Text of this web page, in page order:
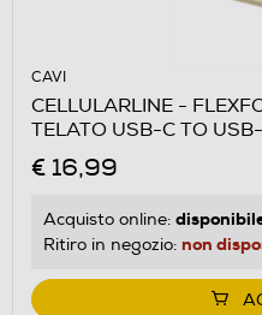
CAVI
CELLULARLINE -
TELATO USB-C TO
€ 16,99
Acquisto online:
Ritiro in negozio: non